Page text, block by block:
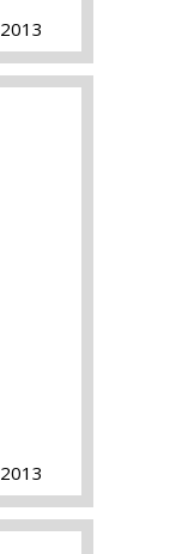
2013
2013